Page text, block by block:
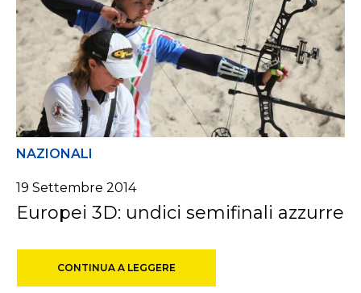
NAZIONALI
19 Settembre 2014
Europei 3D: undici semifinali azzurre
CONTINUA A LEGGERE